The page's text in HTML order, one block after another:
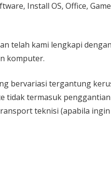
Install OS, Office,
telah kami lengkapi
komputer.
bervariasi tergantung
tidak termasuk
teknisi (apabila ingin